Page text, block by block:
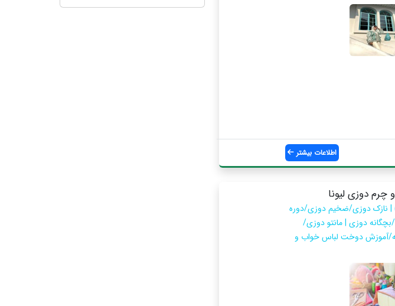
اطلاعات بیشتر
دوزی لیونا
| نازک دوزی/ضخیم دوزی/دوره
دوزی | مانتو دوزی/
آموزش دوخت لباس خواب و